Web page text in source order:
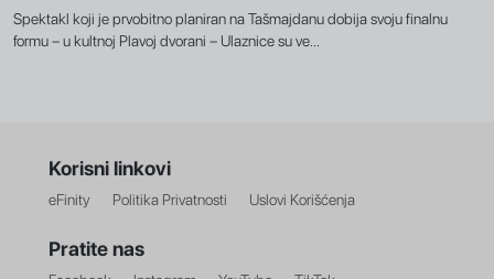
Spektakl koji je prvobitno planiran na Tašmajdanu dobija svoju finalnu
formu – u kultnoj Plavoj dvorani – Ulaznice su ve...
Korisni linkovi
eFinity Politika Privatnosti Uslovi Korišćenja
Pratite nas